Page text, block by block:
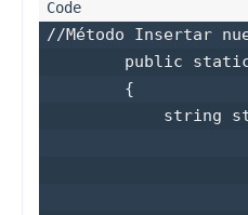
//Método Insertar
public
        {
string